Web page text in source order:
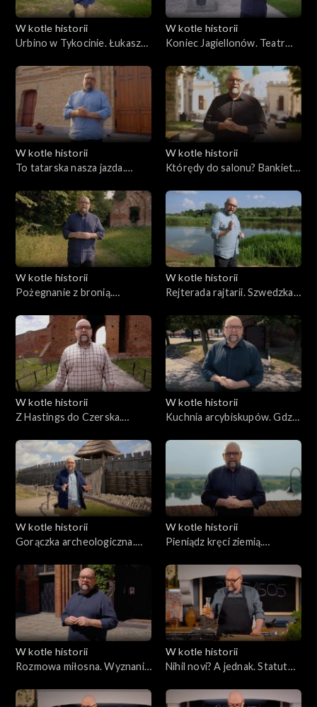
W kotle historii
Urbino w Tykocinie. Łukasz
W kotle historii
Koniec Jagiellonów. Teatr
W kotle historii
To tatarska nasza jazda.
W kotle historii
Którędy do salonu? Bankiety
W kotle historii
Pożegnanie z bronią.
W kotle historii
Rejterada rajtarii. Szwedzka
W kotle historii
Z Hastings do Czerska.
W kotle historii
Kuchnia arcybiskupów. Gdzie
W kotle historii
Gorączka archeologiczna.
W kotle historii
Pieniądz kręci ziemią.
W kotle historii
Rozmowa miłosna. Wyznania
W kotle historii
Nihil novi? A jednak. Statut